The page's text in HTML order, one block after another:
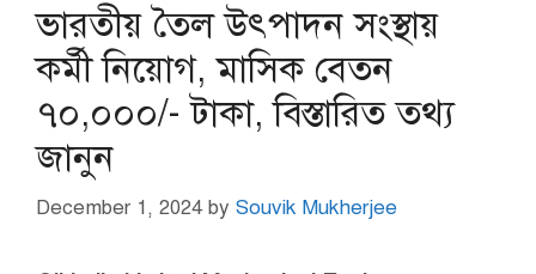
ভারতীয় তৈল উৎপাদন সংস্থায়
কর্মী নিয়োগ, মাসিক বেতন
৭০,০০০/- টাকা, বিস্তারিত তথ্য
জানুন
December 1, 2024 by Souvik Mukherjee